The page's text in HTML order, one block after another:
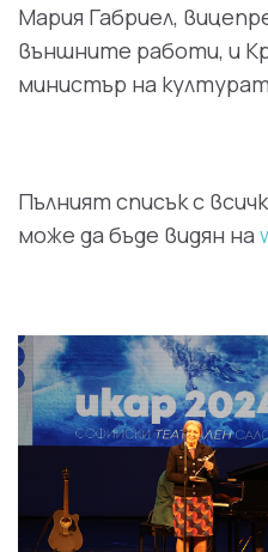
Мария Габриел,
външните работи, и
министър на
Пълният списък с
може да бъде видян на